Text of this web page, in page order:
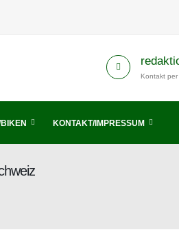
Kontakt per
KONTAKT/IMPRESSUM